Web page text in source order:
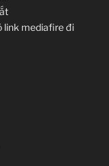
link mediafire đi